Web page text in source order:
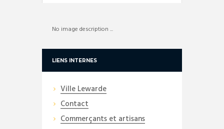
No image description ...
LIENS INTERNES
Ville Lewarde
Contact
Commerçants et artisans